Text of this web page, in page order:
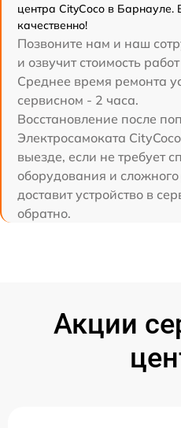
центра CityCoco в Барнауле.
качественно!
Позвоните нам и наш
и озвучит стоимость
Среднее время ремонта
сервисном - 2 часа.
Восстановление после
Электросамоката
выезде, если не требует
оборудования и
доставит устройство в
обратно.
Акции